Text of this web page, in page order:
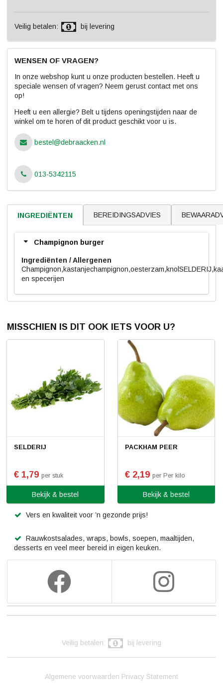
Veilig betalen: bij levering
WENSEN OF VRAGEN?
In onze webshop kunt u onze producten bestellen. Heeft u
speciale wensen of vragen? Neem gerust contact met ons
op!
Heeft u een allergie? Belt u tijdens openingstijden naar de
winkel om te horen of dit product geschikt voor u is.
bestel@debraacken.nl
013-5342115
INGREDIËNTEN BEREIDINGSADVIES
Champignon burger
Ingrediënten
en specerijen
MISSCHIEN IS DIT OOK IETS VOOR U?
SELDERIJ
€ 1,79 per stuk
Bekijk & bestel
PACKHAM PEER
€ 2,19 per Per kilo
Bekijk & bestel
Vers en kwaliteit voor ’n gezonde prijs!
Rauwkostsalades, wraps, bowls, soepen, maaltijden,
desserts en veel meer bereid in eigen keuken.
Veilig betalen: bij levering
Algemene voorwaarden Privacy Statement